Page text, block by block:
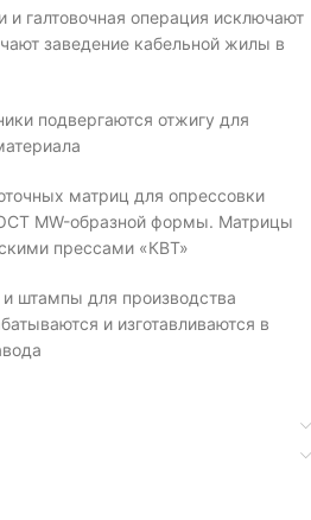
и галтовочная операция исключают
заведение кабельной жилы в
подвергаются отжигу для
матриц для опрессовки
MW-образной формы. Матрицы
прессами «КВТ»
и штампы для производства
и изготавливаются в